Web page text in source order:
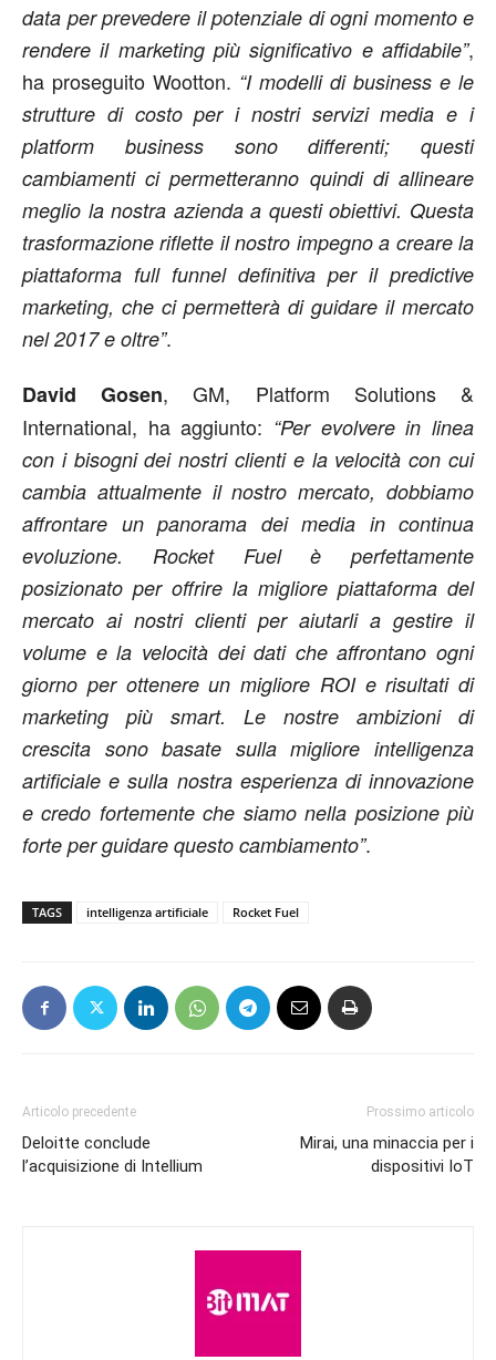
data per prevedere il potenziale di ogni momento e
rendere il marketing più significativo e affidabile”,
ha proseguito Wootton. “I modelli di business e le
strutture di costo per i nostri servizi media e i
platform business sono differenti; questi
cambiamenti ci permetteranno quindi di allineare
meglio la nostra azienda a questi obiettivi. Questa
trasformazione riflette il nostro impegno a creare la
piattaforma full funnel definitiva per il predictive
marketing, che ci permetterà di guidare il mercato
nel 2017 e oltre”.
David Gosen, GM, Platform Solutions &
International, ha aggiunto: “Per evolvere in linea
con i bisogni dei nostri clienti e la velocità con cui
cambia attualmente il nostro mercato, dobbiamo
affrontare un panorama dei media in continua
evoluzione. Rocket Fuel è perfettamente
posizionato per offrire la migliore piattaforma del
mercato ai nostri clienti per aiutarli a gestire il
volume e la velocità dei dati che affrontano ogni
giorno per ottenere un migliore ROI e risultati di
marketing più smart. Le nostre ambizioni di
crescita sono basate sulla migliore intelligenza
artificiale e sulla nostra esperienza di innovazione
e credo fortemente che siamo nella posizione più
forte per guidare questo cambiamento”.
TAGS intelligenza artificiale Rocket Fuel
Articolo precedente
Deloitte conclude
l’acquisizione di Intellium
Prossimo articolo
Mirai, una minaccia per i
dispositivi IoT